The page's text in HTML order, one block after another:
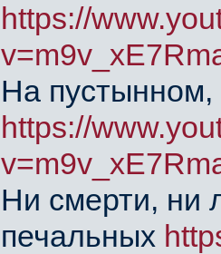
https://
На пустынном,
https://
Ни смерти, ни
печальных